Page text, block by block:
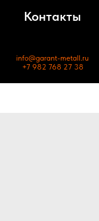
Контакты
info@garant-metall.ru
+7 982 768 27 38